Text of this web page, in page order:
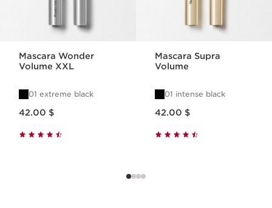
Mascara Wonder
Volume XXL
01 extreme black
42.00 $
Mascara Supra
Volume
01 intense black
42.00 $